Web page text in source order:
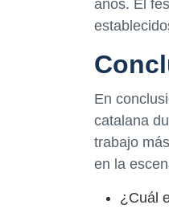
años. El
En
catalana
trabajo
en la
¿Cuál